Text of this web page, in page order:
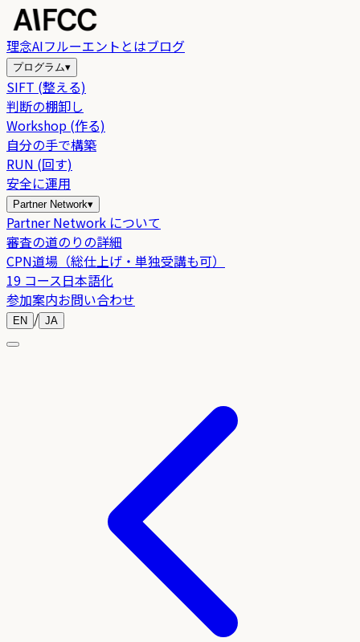
理念AIフルーエントとはブログ
プログラム▾
SIFT (整える)
判断の棚卸し
Workshop (作る)
自分の手で構築
RUN (回す)
安全に運用
Partner Network▾
Partner Network について
審査の道のりの詳細
CPN道場（総仕上げ・単独受講も可）
19 コース日本語化
参加案内お問い合わせ
EN / JA